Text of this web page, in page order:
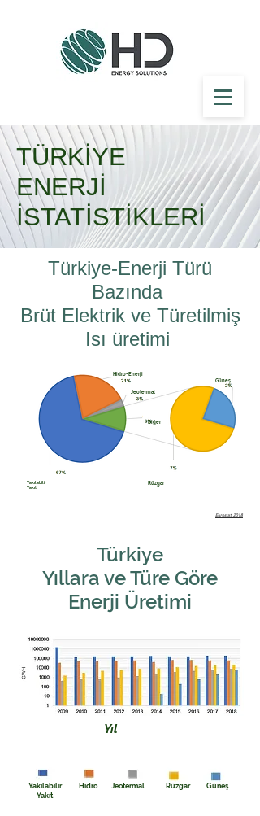
TÜRKİYE
ENERJİ
İSTATİSTİKLERİ
Türkiye-Enerji Türü
Bazında
Brüt Elektrik ve Türetilmiş
Isı üretimi
Hidro-Enerji
Jeotermal
Diğer
Güneş
Yakılabilir
Yakıt
Rüzgar
Eurostat, 2018
Türkiye
Yıllara ve Türe Göre
Enerji Üretimi
Yıl
Yakılabilir
Yakıt
Hidro Jeotermal Rüzgar Güneş